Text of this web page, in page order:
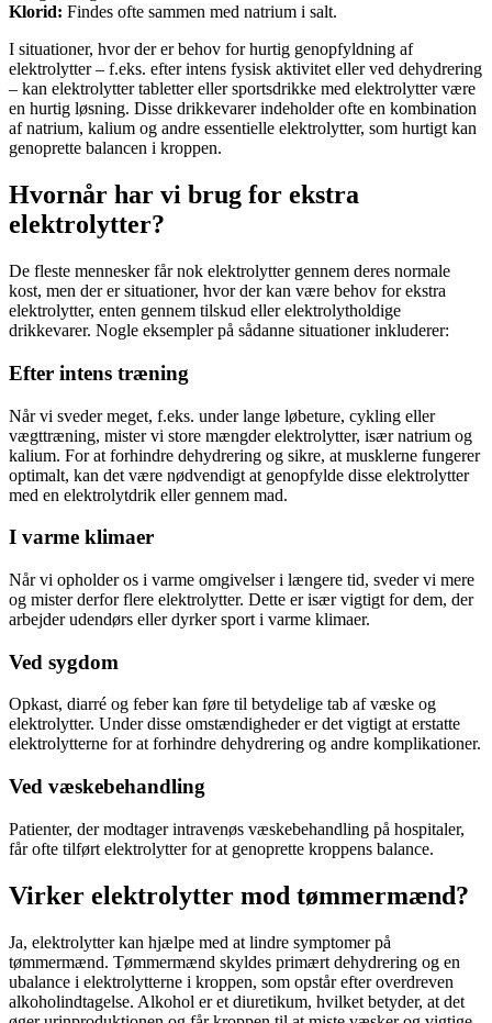
Klorid: Findes ofte sammen med natrium i salt.
I situationer, hvor der er behov for hurtig genopfyldning af
elektrolytter – f.eks. efter intens fysisk aktivitet eller ved dehydrering
– kan elektrolytter tabletter eller sportsdrikke med elektrolytter være
en hurtig løsning. Disse drikkevarer indeholder ofte en kombination
af natrium, kalium og andre essentielle elektrolytter, som hurtigt kan
genoprette balancen i kroppen.
Hvornår har vi brug for ekstra
elektrolytter?
De fleste mennesker får nok elektrolytter gennem deres normale
kost, men der er situationer, hvor der kan være behov for ekstra
elektrolytter, enten gennem tilskud eller elektrolytholdige
drikkevarer. Nogle eksempler på sådanne situationer inkluderer:
Efter intens træning
Når vi sveder meget, f.eks. under lange løbeture, cykling eller
vægttræning, mister vi store mængder elektrolytter, især natrium og
kalium. For at forhindre dehydrering og sikre, at musklerne fungerer
optimalt, kan det være nødvendigt at genopfylde disse elektrolytter
med en elektrolytdrik eller gennem mad.
I varme klimaer
Når vi opholder os i varme omgivelser i længere tid, sveder vi mere
og mister derfor flere elektrolytter. Dette er især vigtigt for dem, der
arbejder udendørs eller dyrker sport i varme klimaer.
Ved sygdom
Opkast, diarré og feber kan føre til betydelige tab af væske og
elektrolytter. Under disse omstændigheder er det vigtigt at erstatte
elektrolytterne for at forhindre dehydrering og andre komplikationer.
Ved væskebehandling
Patienter, der modtager intravenøs væskebehandling på hospitaler,
får ofte tilført elektrolytter for at genoprette kroppens balance.
Virker elektrolytter mod tømmermænd?
Ja, elektrolytter kan hjælpe med at lindre symptomer på
tømmermænd. Tømmermænd skyldes primært dehydrering og en
ubalance i elektrolytterne i kroppen, som opstår efter overdreven
alkoholindtagelse. Alkohol er et diuretikum, hvilket betyder, at det